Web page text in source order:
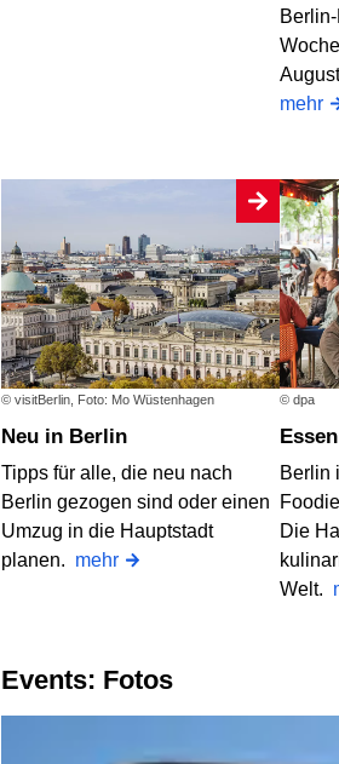
mehr
© visitBerlin, Foto: Mo Wüstenhagen
Neu in Berlin
Tipps für alle, die neu nach
Berlin gezogen sind oder einen
Umzug in die Hauptstadt
planen. mehr
© dpa
Berlin
Die
Welt.
Events: Fotos